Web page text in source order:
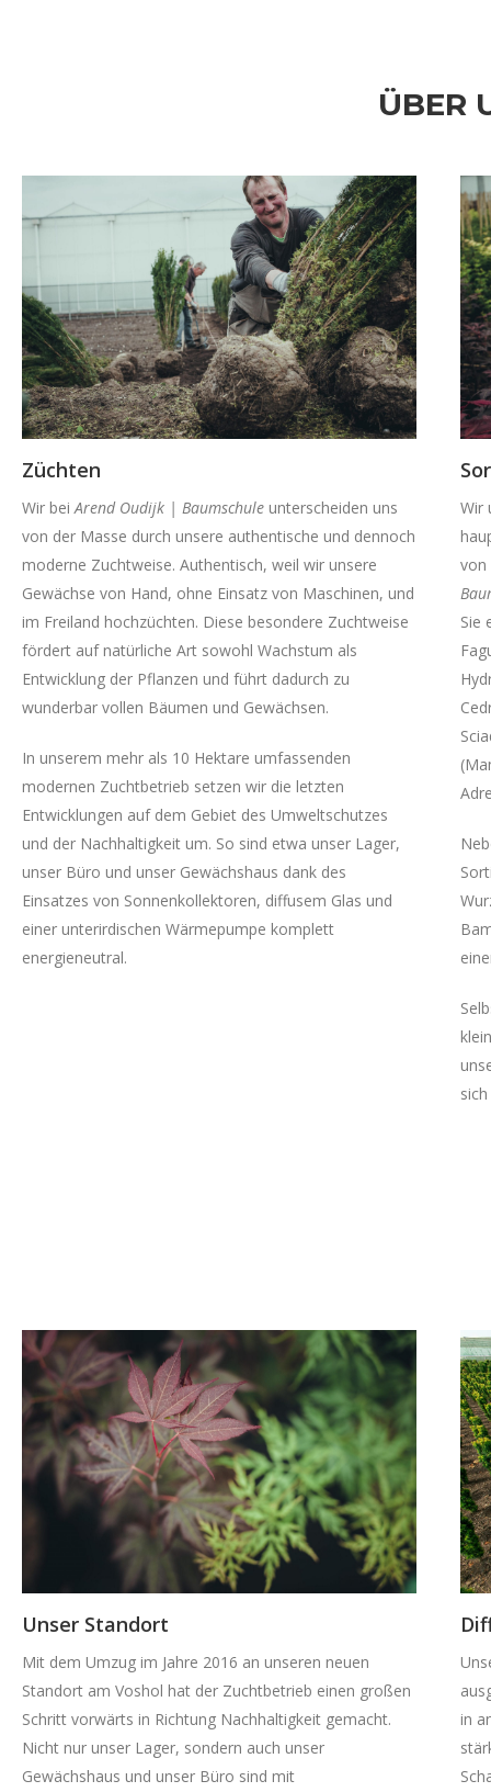
ÜBER
Züchten
Wir beiArend Oudijk | Baumschule unterscheiden uns
von der Masse durch unsere authentische und dennoch
moderne Zuchtweise. Authentisch, weil wir unsere
Gewächse von Hand, ohne Einsatz von Maschinen, und
im Freiland hochzüchten. Diese besondere Zuchtweise
fördert auf natürliche Art sowohl Wachstum als
Entwicklung der Pflanzen und führt dadurch zu
wunderbar vollen Bäumen und Gewächsen.
In unserem mehr als 10 Hektare umfassenden
modernen Zuchtbetrieb setzen wir die letzten
Entwicklungen auf dem Gebiet des Umweltschutzes
und der Nachhaltigkeit um. So sind etwa unser Lager,
unser Büro und unser Gewächshaus dank des
Einsatzes von Sonnenkollektoren, diffusem Glas und
einer unterirdischen Wärmepumpe komplett
energieneutral.
Wir
von
Sie
Unser Standort
Mit dem Umzug im Jahre 2016 an unseren neuen
Standort am Voshol hat der Zuchtbetrieb einen großen
Schritt vorwärts in Richtung Nachhaltigkeit gemacht.
Nicht nur unser Lager, sondern auch unser
Gewächshaus und unser Büro sind mit
in